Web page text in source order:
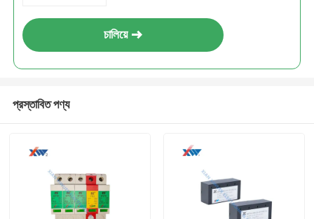
চালিয়ে
প্রস্তাবিত পণ্য